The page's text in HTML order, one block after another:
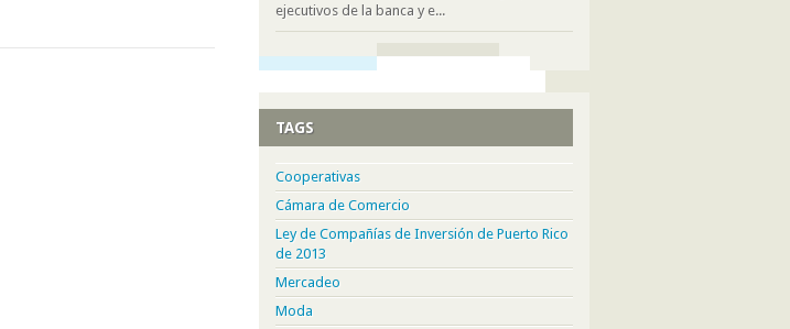
ejecutivos de la banca y e...
TAGS
Cooperativas
Cámara de Comercio
Ley de Compañías de Inversión de Puerto Rico
de 2013
Mercadeo
Moda